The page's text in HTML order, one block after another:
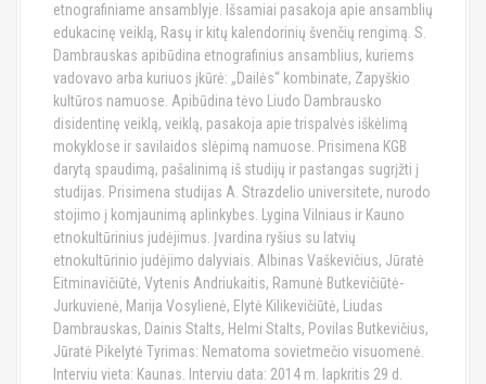
etnografiniame ansamblyje. Išsamiai pasakoja apie ansamblių
edukacinę veiklą, Rasų ir kitų kalendorinių švenčių rengimą. S.
Dambrauskas apibūdina etnografinius ansamblius, kuriems
vadovavo arba kuriuos įkūrė: „Dailės“ kombinate, Zapyškio
kultūros namuose. Apibūdina tėvo Liudo Dambrausko
disidentinę veiklą, veiklą, pasakoja apie trispalvės iškėlimą
mokyklose ir savilaidos slėpimą namuose. Prisimena KGB
darytą spaudimą, pašalinimą iš studijų ir pastangas sugrįžti į
studijas. Prisimena studijas A. Strazdelio universitete, nurodo
stojimo į komjaunimą aplinkybes. Lygina Vilniaus ir Kauno
etnokultūrinius judėjimus. Įvardina ryšius su latvių
etnokultūrinio judėjimo dalyviais. Albinas Vaškevičius, Jūratė
Eitminavičiūtė, Vytenis Andriukaitis, Ramunė Butkevičiūtė-
Jurkuvienė, Marija Vosylienė, Elytė Kilikevičiūtė, Liudas
Dambrauskas, Dainis Stalts, Helmi Stalts, Povilas Butkevičius,
Jūratė Pikelytė Tyrimas: Nematoma sovietmečio visuomenė.
Interviu vieta: Kaunas. Interviu data: 2014 m. lapkritis 29 d.